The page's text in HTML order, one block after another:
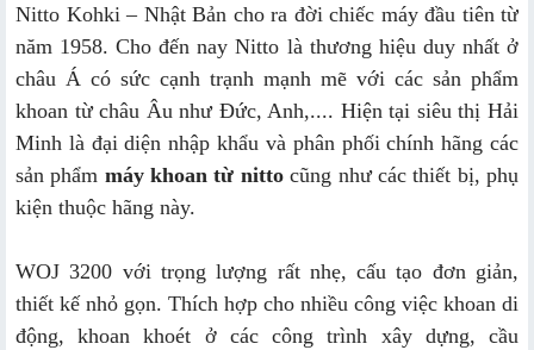
Nitto Kohki – Nhật Bản cho ra đời chiếc máy đầu tiên từ
năm 1958. Cho đến nay Nitto là thương hiệu duy nhất ở
châu Á có sức cạnh trạnh mạnh mẽ với các sản phẩm
khoan từ châu Âu như Đức, Anh,.... Hiện tại siêu thị Hải
Minh là đại diện nhập khẩu và phân phối chính hãng các
sản phẩm máy khoan từ nittocũng như các thiết bị, phụ
kiện thuộc hãng này.
WOJ 3200 với trọng lượng rất nhẹ, cấu tạo đơn giản,
thiết kế nhỏ gọn. Thích hợp cho nhiều công việc khoan di
động, khoan khoét ở các công trình xây dựng, cầu